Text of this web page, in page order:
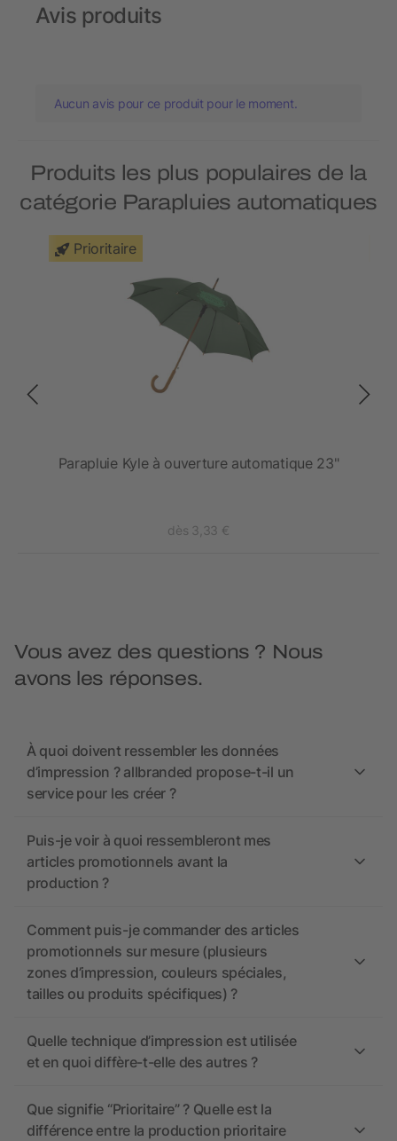
Avis produits
Aucun avis pour ce produit pour le moment.
Produits les plus populaires de la
catégorie Parapluies automatiques
Prioritaire
Parapluie Kyle à ouverture automatique 23"
dès 3,33 €
Vous avez des questions ? Nous
avons les réponses.
À quoi doivent ressembler les données
d’impression ? allbranded propose-t-il un
service pour les créer ?
Puis-je voir à quoi ressembleront mes
articles promotionnels avant la
production ?
Comment puis-je commander des articles
promotionnels sur mesure (plusieurs
zones d’impression, couleurs spéciales,
tailles ou produits spécifiques) ?
Quelle technique d’impression est utilisée
et en quoi diffère-t-elle des autres ?
Que signifie “Prioritaire” ? Quelle est la
différence entre la production prioritaire